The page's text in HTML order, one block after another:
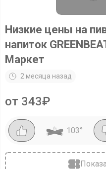
Низкие цены на
напиток
Маркет
2 месяца назад
от 343₽
103°